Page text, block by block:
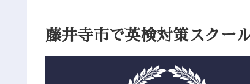
藤井寺市で英検対策スクー